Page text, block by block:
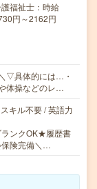
福祉士：時給
円～2162円
▽具体的には…・
体操などのレ…
キル不要 / 英語力
ンクOK★履歴書
険完備＼…